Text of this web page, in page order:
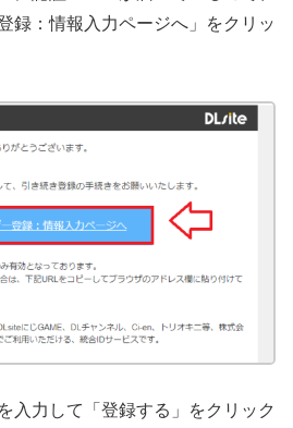
録：情報入力ページへ」をクリッ
入力して「登録する」をクリック